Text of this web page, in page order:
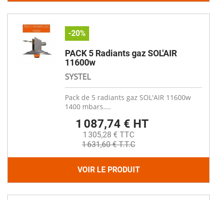
-20%
PACK 5 Radiants gaz SOL'AIR
11600w
SYSTEL
Pack de 5 radiants gaz SOL'AIR 11600w
1400 mbars....
1 087,74 € HT
1 305,28 € TTC
1 631,60 € T.T.C
VOIR LE PRODUIT